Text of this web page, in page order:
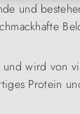
und
und wird von
Protein